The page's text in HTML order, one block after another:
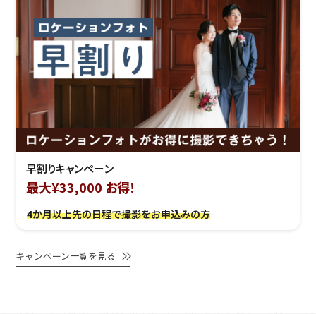
早割りキャンペーン
最大¥33,000 お得！
4か月以上先の日程で撮影をお申込みの方
キャンペーン一覧を見る